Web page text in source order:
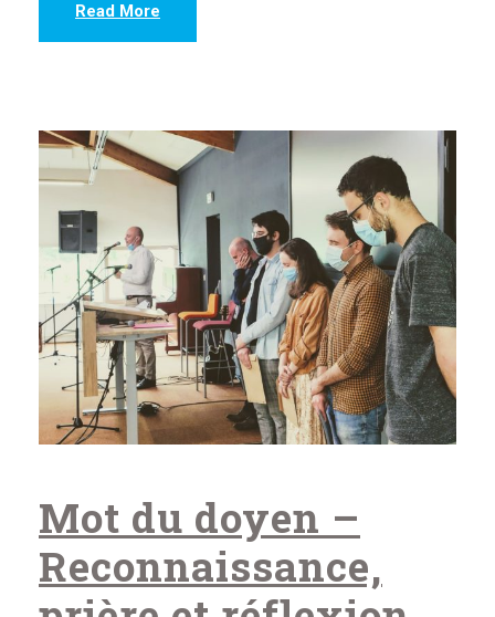
Read More
Mot du doyen –
Reconnaissance,